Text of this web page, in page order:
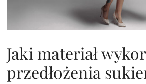
Jaki materiał
przedłożenia